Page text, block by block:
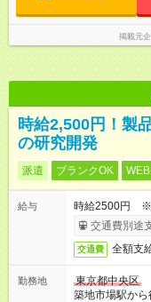
掲載元
時給2,500円！製
の研究開発
派遣 ブランクOK
給与
時給2500円 ※
交通費別途
交通費 全額支
勤務地
東京都中央区
築地市場駅か